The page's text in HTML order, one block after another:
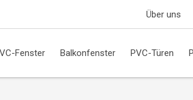
Über uns
Fenster Balkonfenster PVC-Türen